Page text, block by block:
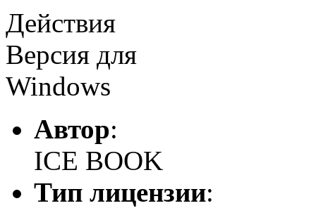
Действия
Версия для
Windows
Автор:
ICE BOOK
Тип лицензии: